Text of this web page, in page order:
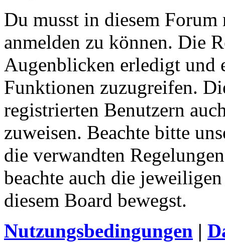
Du musst in diesem
anmelden zu können. Die
Augenblicken erledigt und
Funktionen zuzugreifen.
registrierten Benutzern
zuweisen. Beachte bitte
die verwandten
beachte auch die
diesem Board bewegst.
Nutzungsbedingungen |